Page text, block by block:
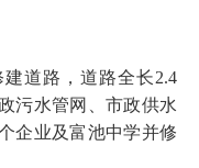
道路，道路全长2.4
污水管网、市政供水
企业及富池中学并修